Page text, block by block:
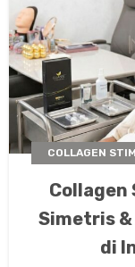
COLLAGEN
Collagen
Simetris &
di